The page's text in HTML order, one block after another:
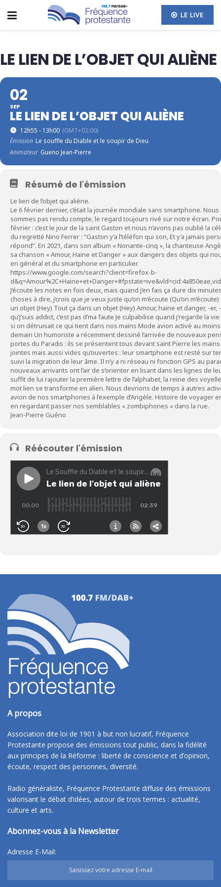
LE LIVE
LE LIEN DE L’OBJET QUI ALIÈNE
02
SEP
LE LIEN DE L’OBJET QUI ALIÈNE
12h55 - 13h00 (GMT+02:00)
Émission Le souffle du Diable et le soupir de Dieu
Animateur Gueno Jean-Pierre
Résumé de l'émission
Le lien de l’objet qui aliène.
Le 6 février dernier, c’était la journée mondiale sans smartphone.
sommes pas rendu compte, le regard toujours rivé sur notre écran.
février : c’est le jour de la saint Gaston et nous n’avons pas oublié la
du regretté Nino Ferrer : “Gaston y’a l’téléfon qui son, Et y’a jamais
répond”. En 2021, dans son album « Nonante-cinq », la chanteuse
sa chanson « Amour, Haine et Danger » aux dangers des objets qui
en général et du smartphone en particulier.
https://www.google.com/search?client=firefox-b-
J’écoute les notes en fois deux, mais quand j’en fais ça dure dix minutes
choses à dire, j’crois que je veux juste qu’on m’écoute (Qu’on
un objet (Hey) Tout ça dans un objet (Hey) Amour, haine et danger, -er,
qu’j’suis addict, c’est pas d’ma faute Je culpabilise quand j’regarde la
si on détruisait ce qui tient dans nos mains Mode avion activé au moins
demain Un humoriste a récemment dessiné l’arrivée de nouveaux
portes du Paradis : ils se présentent tous devant saint Pierre les
jointes mais aussi vides qu’ouvertes : leur smartphone est resté sur
suivi la migration de leur âme. Il n’y a ni réseau ni fonction GPS au
nouveaux arrivants ont l’air de s’orienter en lisant dans les lignes de
suffit de lui rajouter la première lettre de l’alphabet, la reine des
mot lien se transforme en alien. Nous devrions de temps à autres
avion de nos smartphones à l’exemple d’Angèle. Histoire de voyager
en regardant passer nos semblables « zombiphones » dans la rue.
Jean-Pierre Guéno
Réécouter l'émission
A propos
Association dite loi de 1901 à but non lucratif, Fréquence
Protestante propose des émissions tout public, dans la fidélité
aux principes de la Réforme : liberté de conscience et d’opinion,
écoute, respect des personnes, diversité.
Radio généraliste, Fréquence Protestante diffuse des émissions
valorisant le débat d’idées, autour de trois termes : actualité,
culture et arts.
Abonnez-vous à la Newsletter
Adresse E-Mail: